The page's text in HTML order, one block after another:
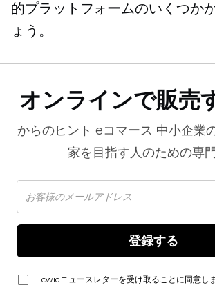
的プラットフォームのいくつか
ょう。
オンラインで販売
からのヒント eコマース 中小企業
家を目指す人のための専門
Ecwidニュースレターを受け取ることに同意し